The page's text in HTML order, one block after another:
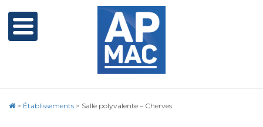
> Établissements > Salle polyvalente – Cherves